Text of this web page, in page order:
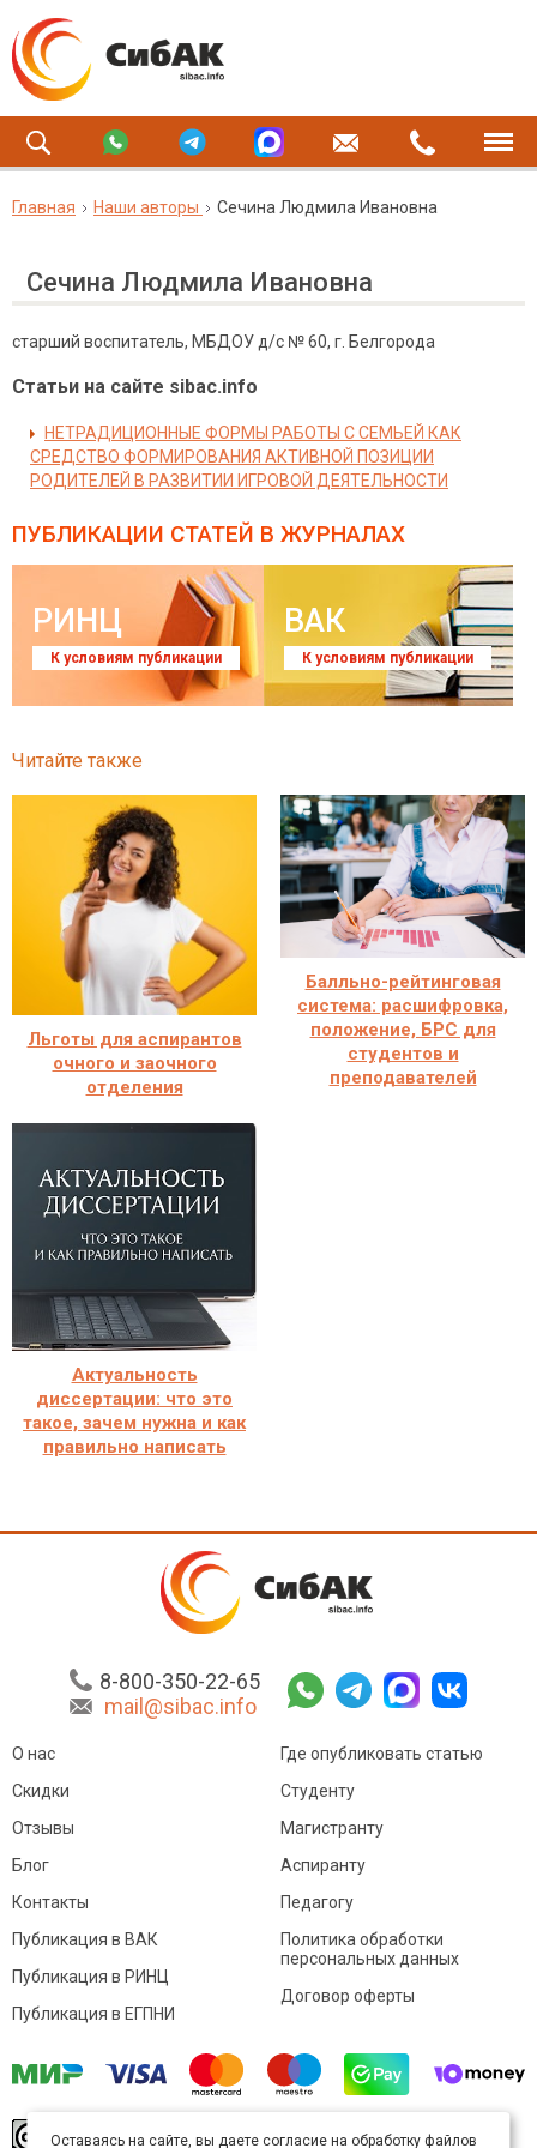
Главная Наши авторы Сечина Людмила Ивановна
Сечина Людмила Ивановна
старший воспитатель, МБДОУ д/с № 60, г. Белгорода
Статьи на сайте sibac.info
НЕТРАДИЦИОННЫЕ ФОРМЫ РАБОТЫ С СЕМЬЕЙ КАК
СРЕДСТВО ФОРМИРОВАНИЯ АКТИВНОЙ ПОЗИЦИИ
РОДИТЕЛЕЙ В РАЗВИТИИ ИГРОВОЙ ДЕЯТЕЛЬНОСТИ
ПУБЛИКАЦИИ СТАТЕЙ В ЖУРНАЛАХ
РИНЦ
К условиям публикации
ВАК
К условиям публикации
Читайте также
Льготы для аспирантов
очного и заочного
отделения
Балльно-рейтинговая
система: расшифровка,
положение, БРС для
студентов и
преподавателей
Актуальность
диссертации: что это
такое, зачем нужна и как
правильно написать
8-800-350-22-65
mail@sibac.info
О нас
Скидки
Отзывы
Блог
Контакты
Где опубликовать статью
Студенту
Магистранту
Аспиранту
Педагогу
Публикация в ВАК
Публикация в РИНЦ
Публикация в ЕГПНИ
Политика обработки
персональных данных
Договор оферты
Оставаясь на сайте, вы даете согласие на обработку файлов